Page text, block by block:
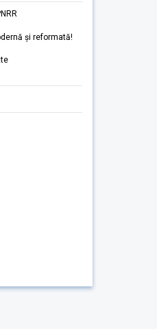
și reformată!